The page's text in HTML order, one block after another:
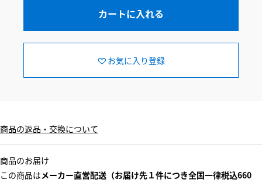
カートに入れる
お気に入り登録
商品の返品・交換について
商品のお届け
この商品はメーカー直営配送（お届け先１件につき全国一律税込660